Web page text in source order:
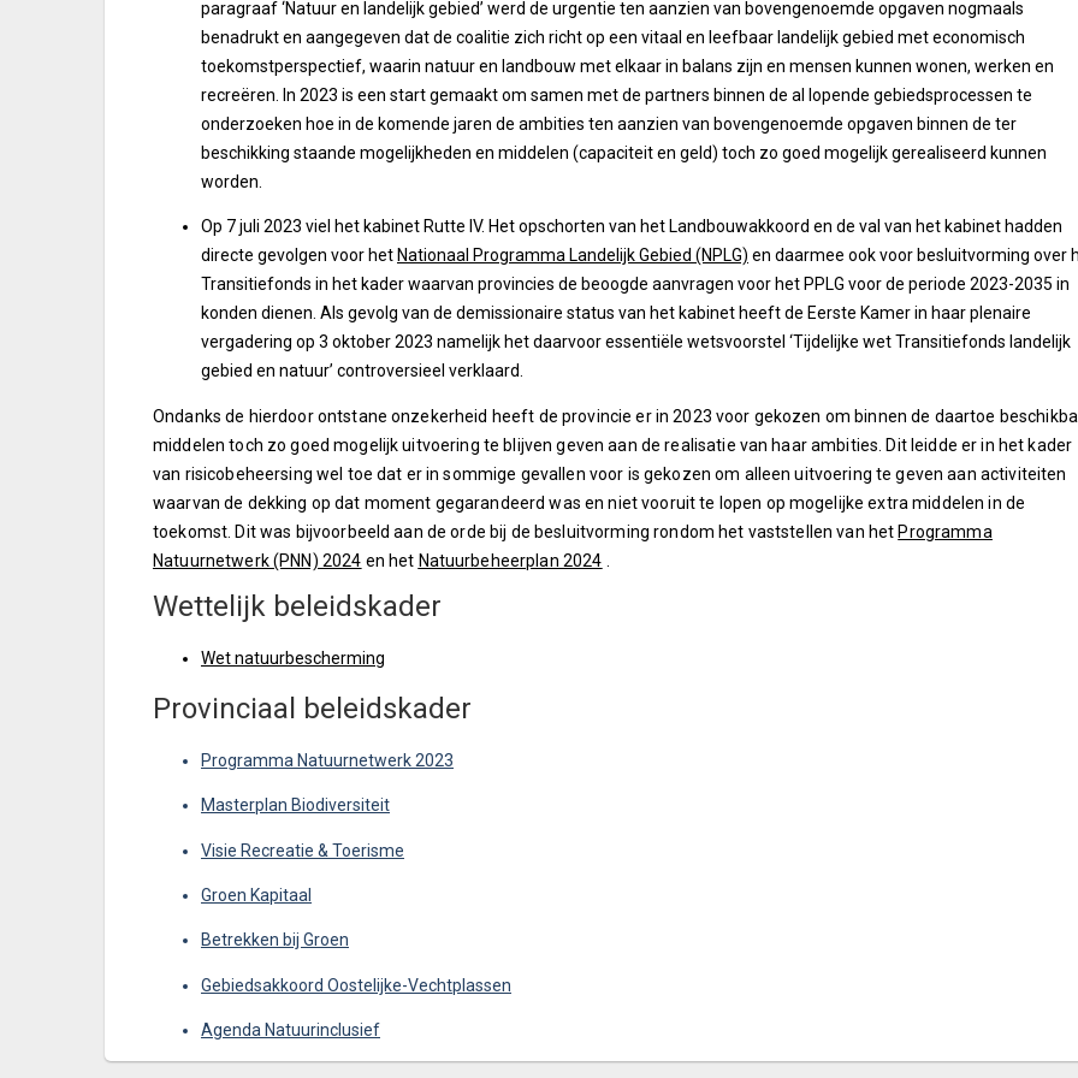
paragraaf ‘Natuur en landelijk gebied’ werd de urgentie ten aanzien van bovengenoemde opgaven nogmaals
benadrukt en aangegeven dat de coalitie zich richt op een vitaal en leefbaar landelijk gebied met economisch
toekomstperspectief, waarin natuur en landbouw met elkaar in balans zijn en mensen kunnen wonen, werken en
recreëren. In 2023 is een start gemaakt om samen met de partners binnen de al lopende gebiedsprocessen te
onderzoeken hoe in de komende jaren de ambities ten aanzien van bovengenoemde opgaven binnen de ter
beschikking staande mogelijkheden en middelen (capaciteit en geld) toch zo goed mogelijk gerealiseerd kunnen
worden.
Op 7 juli 2023 viel het kabinet Rutte IV. Het opschorten van het Landbouwakkoord en de val van het kabinet hadden
directe gevolgen voor het Nationaal Programma Landelijk Gebied (NPLG) en daarmee ook voor besluitvorming over
Transitiefonds in het kader waarvan provincies de beoogde aanvragen voor het PPLG voor de periode 2023-2035 in
konden dienen. Als gevolg van de demissionaire status van het kabinet heeft de Eerste Kamer in haar plenaire
vergadering op 3 oktober 2023 namelijk het daarvoor essentiële wetsvoorstel ‘Tijdelijke wet Transitiefonds landelijk
gebied en natuur’ controversieel verklaard.
Ondanks de hierdoor ontstane onzekerheid heeft de provincie er in 2023 voor gekozen om binnen de daartoe
middelen toch zo goed mogelijk uitvoering te blijven geven aan de realisatie van haar ambities. Dit leidde er in het kader
van risicobeheersing wel toe dat er in sommige gevallen voor is gekozen om alleen uitvoering te geven aan activiteiten
waarvan de dekking op dat moment gegarandeerd was en niet vooruit te lopen op mogelijke extra middelen in de
toekomst. Dit was bijvoorbeeld aan de orde bij de besluitvorming rondom het vaststellen van het Programma
Natuurnetwerk (PNN) 2024 en het Natuurbeheerplan 2024
Wettelijk beleidskader
Wet natuurbescherming
Provinciaal beleidskader
Programma Natuurnetwerk 2023
Masterplan Biodiversiteit
Visie Recreatie & Toerisme
Groen Kapitaal
Betrekken bij Groen
Gebiedsakkoord Oostelijke-Vechtplassen
Agenda Natuurinclusief